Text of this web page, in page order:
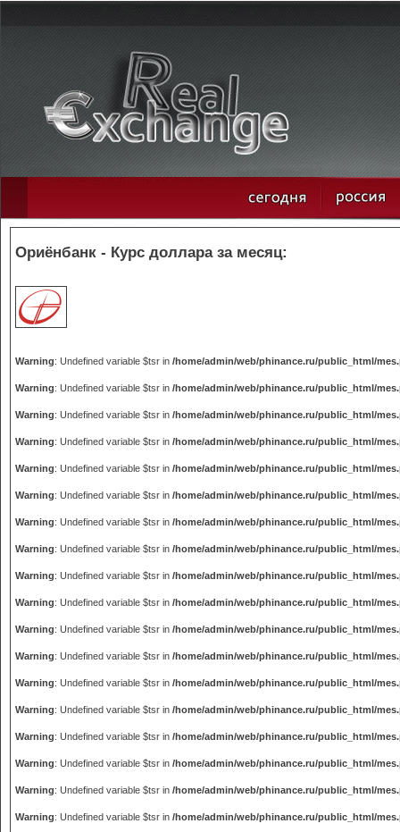
Ориёнбанк - Курс доллара за месяц:
Warning: Undefined variable $tsr in /home/admin/web/phinance.ru/public_html/
Warning: Undefined variable $tsr in /home/admin/web/phinance.ru/public_html/
Warning: Undefined variable $tsr in /home/admin/web/phinance.ru/public_html/
Warning: Undefined variable $tsr in /home/admin/web/phinance.ru/public_html/
Warning: Undefined variable $tsr in /home/admin/web/phinance.ru/public_html/
Warning: Undefined variable $tsr in /home/admin/web/phinance.ru/public_html/
Warning: Undefined variable $tsr in /home/admin/web/phinance.ru/public_html/
Warning: Undefined variable $tsr in /home/admin/web/phinance.ru/public_html/
Warning: Undefined variable $tsr in /home/admin/web/phinance.ru/public_html/
Warning: Undefined variable $tsr in /home/admin/web/phinance.ru/public_html/
Warning: Undefined variable $tsr in /home/admin/web/phinance.ru/public_html/
Warning: Undefined variable $tsr in /home/admin/web/phinance.ru/public_html/
Warning: Undefined variable $tsr in /home/admin/web/phinance.ru/public_html/
Warning: Undefined variable $tsr in /home/admin/web/phinance.ru/public_html/
Warning: Undefined variable $tsr in /home/admin/web/phinance.ru/public_html/
Warning: Undefined variable $tsr in /home/admin/web/phinance.ru/public_html/
Warning: Undefined variable $tsr in /home/admin/web/phinance.ru/public_html/
Warning: Undefined variable $tsr in /home/admin/web/phinance.ru/public_html/